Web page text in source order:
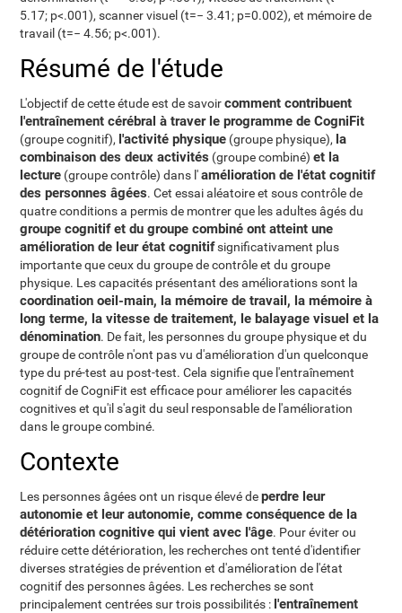
5.17; p<.001), scanner visuel (t=− 3.41; p=0.002), et mémoire de
travail (t=− 4.56; p<.001).
Résumé de l'étude
L'objectif de cette étude est de savoircomment contribuent
l'entraînement cérébral à traver le programme de CogniFit
(groupe cognitif), l'activité physique (groupe physique), la
combinaison des deux activités (groupe combiné)et la
lecture (groupe contrôle) dans l'amélioration de l'état cognitif
des personnes âgées. Cet essai aléatoire et sous contrôle de
quatre conditions a permis de montrer que les adultes âgés du
groupe cognitif et du groupe combiné ont atteint une
amélioration de leur état cognitifsignificativament plus
importante que ceux du groupe de contrôle et du groupe
physique. Les capacités présentant des améliorations sont la
coordination oeil-main, la mémoire de travail, la mémoire à
long terme, la vitesse de traitement, le balayage visuel et la
dénomination. De fait, les personnes du groupe physique et du
groupe de contrôle n'ont pas vu d'amélioration d'un quelconque
type du pré-test au post-test. Cela signifie que l'entraînement
cognitif de CogniFit est efficace pour améliorer les capacités
cognitives et qu'il s'agit du seul responsable de l'amélioration
dans le groupe combiné.
Contexte
Les personnes âgées ont un risque élevé deperdre leur
autonomie et leur autonomie, comme conséquence de la
détérioration cognitive qui vient avec l'âge. Pour éviter ou
réduire cette détérioration, les recherches ont tenté d'identifier
diverses stratégies de prévention et d'amélioration de l'état
cognitif des personnes âgées. Les recherches se sont
principalement centrées sur trois possibilités : l'entraînement